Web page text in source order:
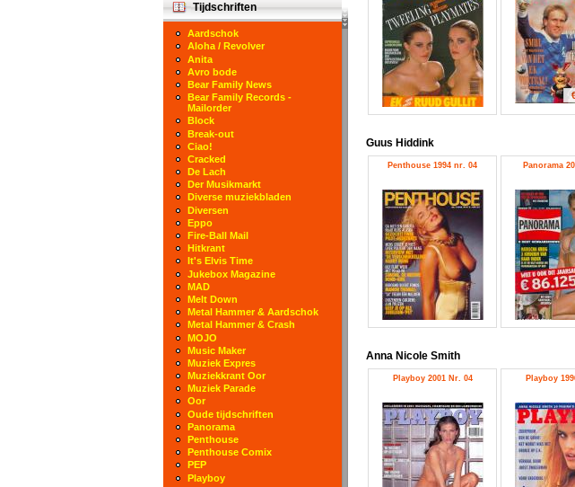
Guus Hiddink
Penthouse 1994 nr. 04 Panorama
Anna Nicole Smith
Playboy 2001 Nr. 04 Playboy
Tijdschriften
Aardschok
Aloha / Revolver
Anita
Avro bode
Bear Family News
Bear Family Records -
Mailorder
Block
Break-out
Ciao!
Cracked
De Lach
Der Musikmarkt
Diverse muziekbladen
Diversen
Eppo
Fire-Ball Mail
Hitkrant
It's Elvis Time
Jukebox Magazine
MAD
Melt Down
Metal Hammer & Aardschok
Metal Hammer & Crash
MOJO
Music Maker
Muziek Expres
Muziekkrant Oor
Muziek Parade
Oor
Oude tijdschriften
Panorama
Penthouse
Penthouse Comix
PEP
Playboy